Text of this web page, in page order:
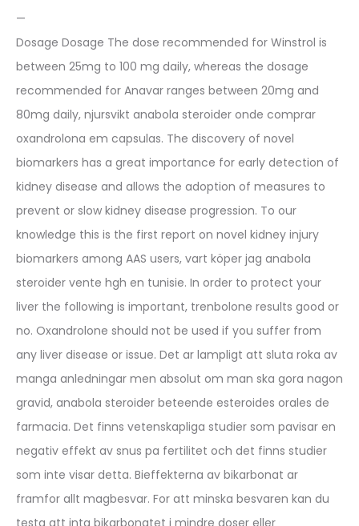
—
Dosage Dosage The dose recommended for Winstrol is
between 25mg to 100 mg daily, whereas the dosage
recommended for Anavar ranges between 20mg and
80mg daily, njursvikt anabola steroider onde comprar
oxandrolona em capsulas. The discovery of novel
biomarkers has a great importance for early detection of
kidney disease and allows the adoption of measures to
prevent or slow kidney disease progression. To our
knowledge this is the first report on novel kidney injury
biomarkers among AAS users, vart köper jag anabola
steroider vente hgh en tunisie. In order to protect your
liver the following is important, trenbolone results good or
no. Oxandrolone should not be used if you suffer from
any liver disease or issue. Det ar lampligt att sluta roka av
manga anledningar men absolut om man ska gora nagon
gravid, anabola steroider beteende esteroides orales de
farmacia. Det finns vetenskapliga studier som pavisar en
negativ effekt av snus pa fertilitet och det finns studier
som inte visar detta. Bieffekterna av bikarbonat ar
framfor allt magbesvar. For att minska besvaren kan du
testa att inta bikarbonatet i mindre doser eller